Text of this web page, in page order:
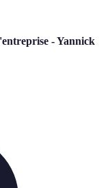
- Yannick